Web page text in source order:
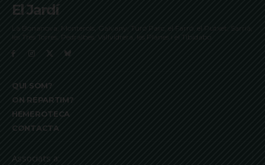
El Jardí
La Bonanova, Monterols, Galvany, Turó Parc, el Farró, el Putxet, Sarrià,
les Tres Torres, Pedralbes, Vallvidrera, les Planes i el Tibidabo
QUI SOM?
ON REPARTIM?
HEMEROTECA
CONTACTA
Associats a: